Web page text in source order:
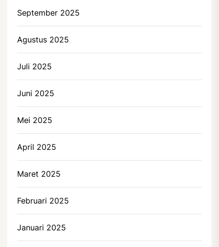
September 2025
Agustus 2025
Juli 2025
Juni 2025
Mei 2025
April 2025
Maret 2025
Februari 2025
Januari 2025